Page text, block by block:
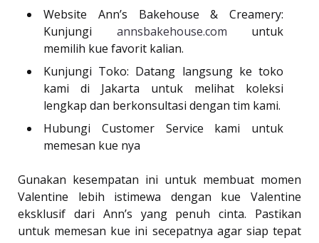
Website Ann’s Bakehouse & Creamery:
Kunjungi annsbakehouse.com untuk
memilih kue favorit kalian.
Kunjungi Toko: Datang langsung ke toko
kami di Jakarta untuk melihat koleksi
lengkap dan berkonsultasi dengan tim kami.
Hubungi Customer Service kami untuk
memesan kue nya
Gunakan kesempatan ini untuk membuat momen
Valentine lebih istimewa dengan kue Valentine
eksklusif dari Ann’s yang penuh cinta. Pastikan
untuk memesan kue ini secepatnya agar siap tepat